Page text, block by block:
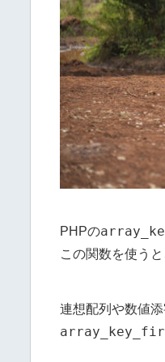
PHPの
この関数を使う
連想配列や数値